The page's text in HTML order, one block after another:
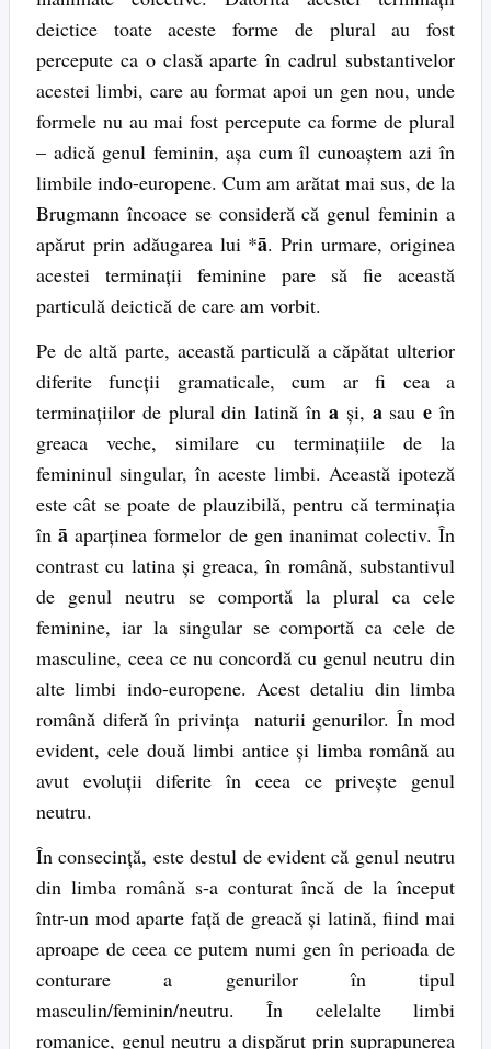
deictice toate aceste forme de plural au fost
percepute ca o clasă aparte în cadrul substantivelor
acestei limbi, care au format apoi un gen nou, unde
formele nu au mai fost percepute ca forme de plural
– adică genul feminin, așa cum îl cunoaștem azi în
limbile indo-europene. Cum am arătat mai sus, de la
Brugmann încoace se consideră că genul feminin a
apărut prin adăugarea lui *ā. Prin urmare, originea
acestei terminații feminine pare să fie această
particulă deictică de care am vorbit.
Pe de altă parte, această particulă a căpătat ulterior
diferite funcții gramaticale, cum ar fi cea a
terminațiilor de plural din latină în ași, asaue în
greaca veche, similare cu terminațiile de la
femininul singular, în aceste limbi. Această ipoteză
este cât se poate de plauzibilă, pentru că terminația
înāaparținea formelor de gen inanimat colectiv. În
contrast cu latina și greaca, în română, substantivul
de genul neutru se comportă la plural ca cele
feminine, iar la singular se comportă ca cele de
masculine, ceea ce nu concordă cu genul neutru din
alte limbi indo-europene. Acest detaliu din limba
română diferă în privința naturii genurilor. În mod
evident, cele două limbi antice și limba română au
avut evoluții diferite în ceea ce privește genul
neutru.
În consecință, este destul de evident că genul neutru
din limba română s-a conturat încă de la început
într-un mod aparte față de greacă și latină, fiind mai
aproape de ceea ce putem numi gen în perioada de
conturare a genurilor în tipul
masculin/feminin/neutru. În celelalte limbi
romanice, genul neutru a dispărut prin suprapunerea